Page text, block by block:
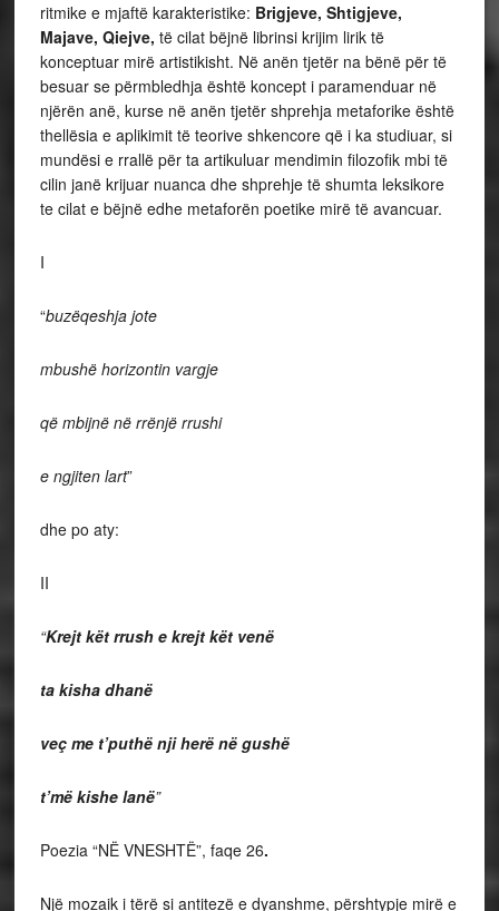
ritmike e mjaftë karakteristike: Brigjeve, Shtigjeve,
Majave, Qiejve, të cilat bëjnë librinsi krijim lirik të
konceptuar mirë artistikisht. Në anën tjetër na bënë për të
besuar se përmbledhja është koncept i paramenduar në
njërën anë, kurse në anën tjetër shprehja metaforike është
thellësia e aplikimit të teorive shkencore që i ka studiuar, si
mundësi e rrallë për ta artikuluar mendimin filozofik mbi të
cilin janë krijuar nuanca dhe shprehje të shumta leksikore
te cilat e bëjnë edhe metaforën poetike mirë të avancuar.
I
“buzëqeshja jote
mbushë horizontin vargje
që mbijnë në rrënjë rrushi
e ngjiten lart”
dhe po aty:
II
“Krejt kët rrush e krejt kët venë
ta kisha dhanë
veç me t’puthë nji herë në gushë
t’më kishe lanë”
Poezia “NË VNESHTË”, faqe 26.
Një mozaik i tërë si antitezë e dyanshme, përshtypje mirë e